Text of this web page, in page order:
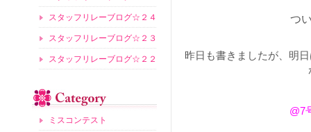
つ
昨日も書きましたが、明
@7
スタッフリレーブログ☆２４
スタッフリレーブログ☆２３
スタッフリレーブログ☆２２
ミスコンテスト